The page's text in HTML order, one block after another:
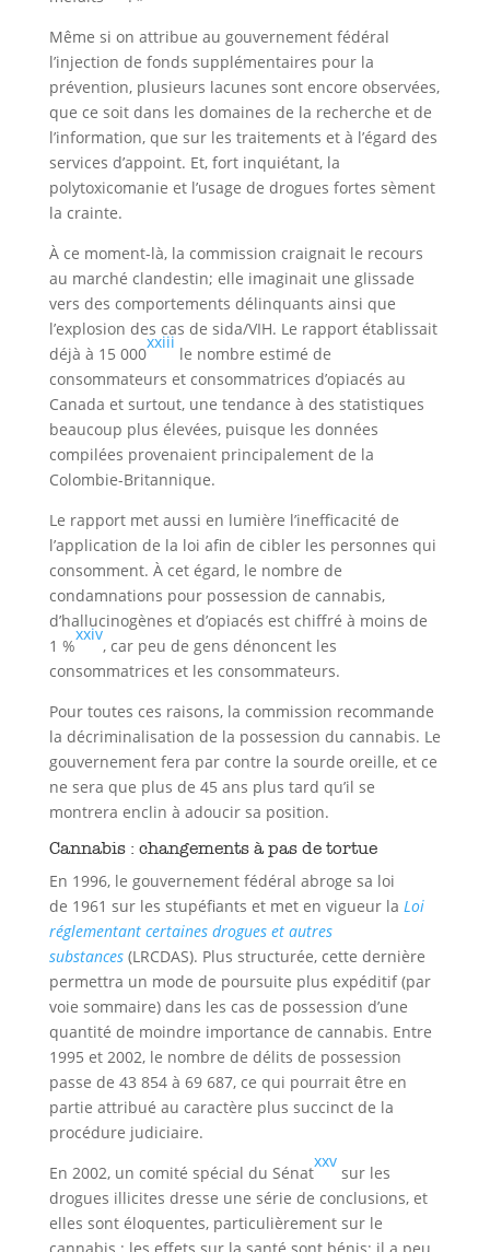
Même si on attribue au gouvernement fédéral
l’injection de fonds supplémentaires pour la
prévention, plusieurs lacunes sont encore observées,
que ce soit dans les domaines de la recherche et de
l’information, que sur les traitements et à l’égard des
services d’appoint. Et, fort inquiétant, la
polytoxicomanie et l’usage de drogues fortes sèment
la crainte.
À ce moment-là, la commission craignait le recours
au marché clandestin; elle imaginait une glissade
vers des comportements délinquants ainsi que
l’explosion des cas de sida/VIH. Le rapport établissait
déjà à 15 000
xxiii
le nombre estimé de
consommateurs et consommatrices d’opiacés au
Canada et surtout, une tendance à des statistiques
beaucoup plus élevées, puisque les données
compilées provenaient principalement de la
Colombie-Britannique.
Le rapport met aussi en lumière l’inefficacité de
l’application de la loi afin de cibler les personnes qui
consomment. À cet égard, le nombre de
condamnations pour possession de cannabis,
d’hallucinogènes et d’opiacés est chiffré à moins de
1 %
xxiv
, car peu de gens dénoncent les
consommatrices et les consommateurs.
Pour toutes ces raisons, la commission recommande
la décriminalisation de la possession du cannabis. Le
gouvernement fera par contre la sourde oreille, et ce
ne sera que plus de 45 ans plus tard qu’il se
montrera enclin à adoucir sa position.
Cannabis : changements à pas de tortue
En 1996, le gouvernement fédéral abroge sa loi
de 1961 sur les stupéfiants et met en vigueur la Loi
réglementant certaines drogues et autres
substances(LRCDAS). Plus structurée, cette dernière
permettra un mode de poursuite plus expéditif (par
voie sommaire) dans les cas de possession d’une
quantité de moindre importance de cannabis. Entre
1995 et 2002, le nombre de délits de possession
passe de 43 854 à 69 687, ce qui pourrait être en
partie attribué au caractère plus succinct de la
procédure judiciaire.
En 2002, un comité spécial du Sénat
xxv
sur les
drogues illicites dresse une série de conclusions, et
elles sont éloquentes, particulièrement sur le